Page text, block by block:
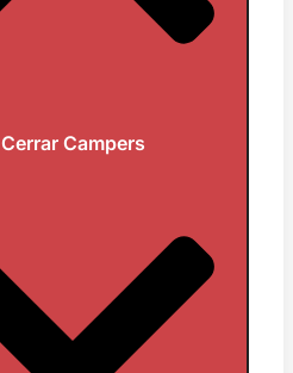
Cerrar Campers